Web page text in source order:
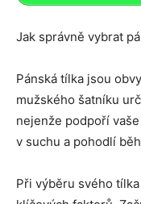
Jak správně vybrat
Pánská tílka jsou
mužského šatníku
nejenže podpoří
v suchu a pohodlí
Při výběru svého